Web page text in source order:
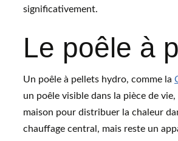
significativement.
Le poêle à
Un poêle à pellets hydro, comme la
un poêle visible dans la pièce de
maison pour distribuer la chaleur
chauffage central, mais reste un